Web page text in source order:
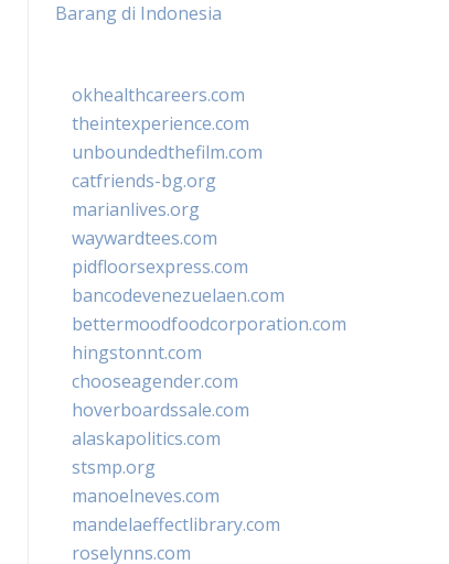
Barang di Indonesia
okhealthcareers.com
theintexperience.com
unboundedthefilm.com
catfriends-bg.org
marianlives.org
waywardtees.com
pidfloorsexpress.com
bancodevenezuelaen.com
bettermoodfoodcorporation.com
hingstonnt.com
chooseagender.com
hoverboardssale.com
alaskapolitics.com
stsmp.org
manoelneves.com
mandelaeffectlibrary.com
roselynns.com